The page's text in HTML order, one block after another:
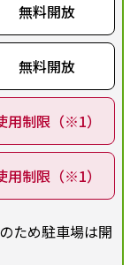
無料開放
無料開放
用制限（※1）
用制限（※1）
ため駐車場は開